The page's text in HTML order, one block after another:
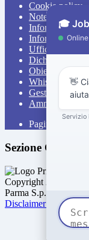
Cookie policy
Note legali
Informativa
Informativa
Ufficio
Dichiarazione
Obiettivi di
Whistleblowing
Gestione
Pagina
Sezione Copyright
Copyright 2026 |
Parma S.p.A. |
Disclaimer